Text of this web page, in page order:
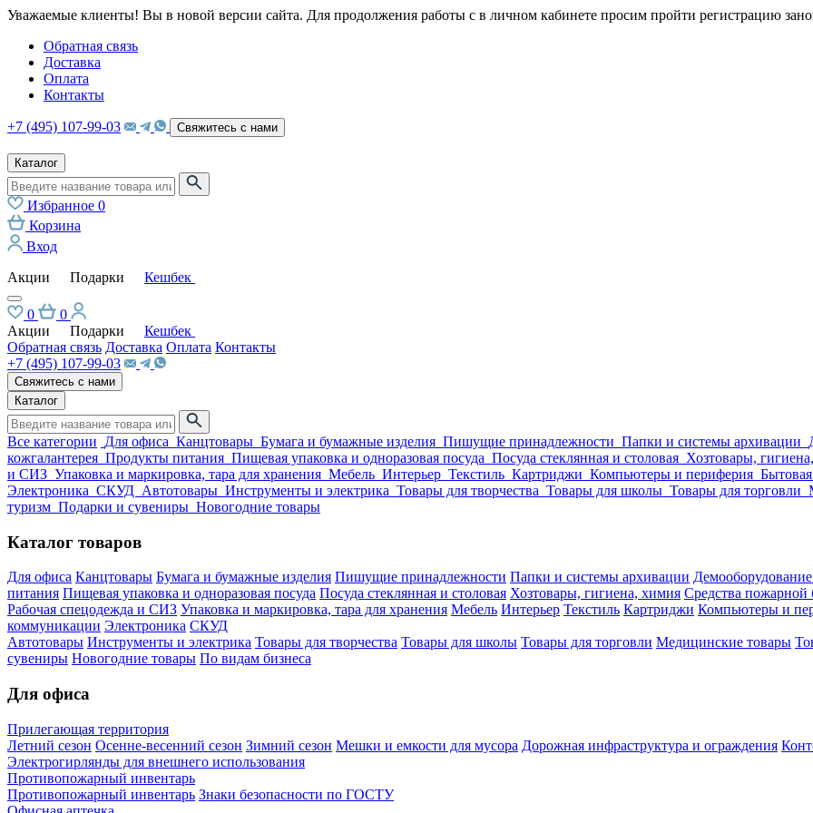
Уважаемые клиенты! Вы в новой версии сайта. Для продолжения работы с в личном кабинете просим пройти регистрацию
Обратная связь
Доставка
Оплата
Контакты
+7 (495) 107-99-03 Свяжитесь с нами
Каталог
Избранное 0
Корзина
Вход
Акции
Подарки Кешбек
0
0
Акции
Подарки
Кешбек
Обратная связь Доставка Оплата Контакты
+7 (495) 107-99-03
Свяжитесь с нами
Каталог
Все категории Для офиса Канцтовары Бумага и бумажные изделия Пишущие принадлежности Папки и системы архивации
кожгалантерея Продукты питания Пищевая упаковка и одноразовая посуда Посуда стеклянная и столовая Хозтовары,
и СИЗ Упаковка и маркировка, тара для хранения Мебель Интерьер Текстиль Картриджи Компьютеры и периферия
Электроника СКУД Автотовары Инструменты и электрика Товары для творчества Товары для школы Товары для торговли
туризм Подарки и сувениры Новогодние товары
Каталог товаров
Для офиса Канцтовары Бумага и бумажные изделия Пишущие принадлежности Папки и системы архивации
питания Пищевая упаковка и одноразовая посуда Посуда стеклянная и столовая Хозтовары, гигиена, химия Средства пожарной
Рабочая спецодежда и СИЗ Упаковка и маркировка, тара для хранения Мебель Интерьер Текстиль Картриджи Компьютеры и
коммуникации Электроника СКУД
Автотовары Инструменты и электрика Товары для творчества Товары для школы Товары для торговли Медицинские товары
сувениры Новогодние товары По видам бизнеса
Для офиса
Прилегающая территория
Летний сезон Осенне-весенний сезон Зимний сезон Мешки и емкости для мусора Дорожная инфраструктура и ограждения
Электрогирлянды для внешнего использования
Противопожарный инвентарь
Противопожарный инвентарь Знаки безопасности по ГОСТУ